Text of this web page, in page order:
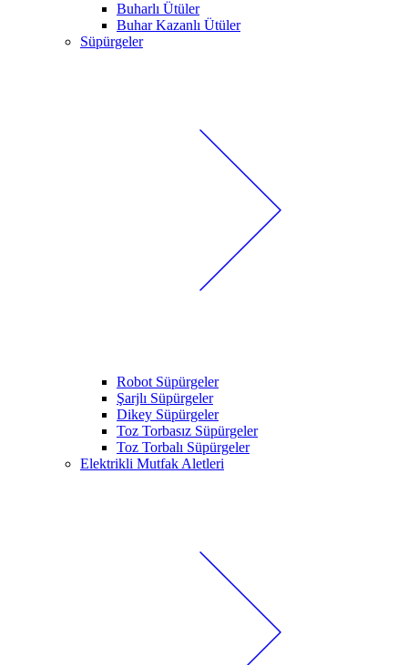
Buharlı Ütüler
Buhar Kazanlı Ütüler
Süpürgeler
Robot Süpürgeler
Şarjlı Süpürgeler
Dikey Süpürgeler
Toz Torbasız Süpürgeler
Toz Torbalı Süpürgeler
Elektrikli Mutfak Aletleri